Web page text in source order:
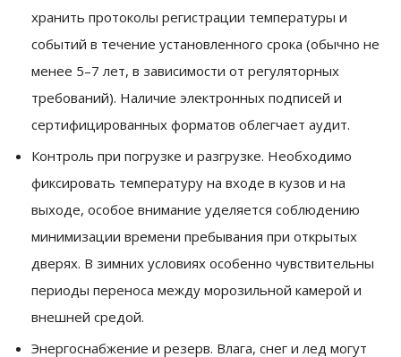
хранить протоколы регистрации температуры и
событий в течение установленного срока (обычно не
менее 5–7 лет, в зависимости от регуляторных
требований). Наличие электронных подписей и
сертифицированных форматов облегчает аудит.
Контроль при погрузке и разгрузке. Необходимо
фиксировать температуру на входе в кузов и на
выходе, особое внимание уделяется соблюдению
минимизации времени пребывания при открытых
дверях. В зимних условиях особенно чувствительны
периоды переноса между морозильной камерой и
внешней средой.
Энергоснабжение и резерв. Влага, снег и лед могут